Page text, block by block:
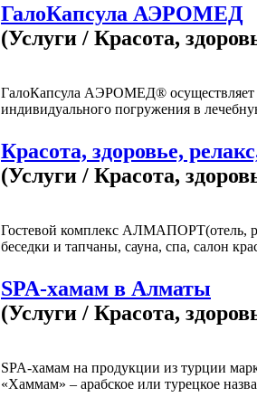
ГалоКапсула АЭРОМЕД
(Услуги / Красота,
ГалоКапсула АЭРОМЕД® осуществляет
индивидуального погружения в
Красота, здоровье,
(Услуги / Красота,
Гостевой комплекс АЛМАПОРТ(отель,
беседки и тапчаны, сауна, спа, салон
SPA-хамам в Алматы
(Услуги / Красота,
SPA-хамам на продукции из турции
«Хаммам» – арабское или турецкое